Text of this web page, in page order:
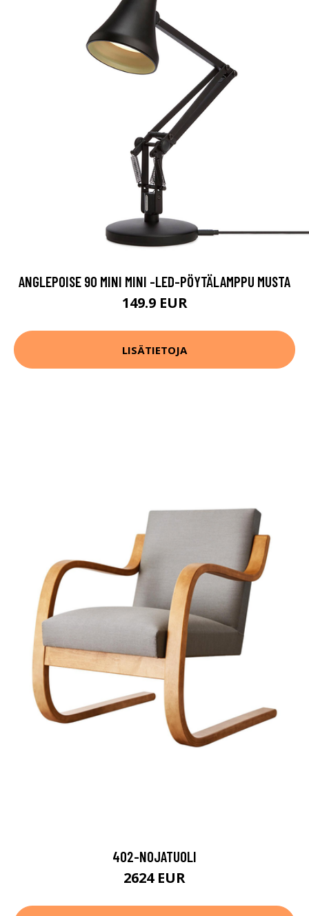
ANGLEPOISE 90 MINI MINI -LED-PÖYTÄLAMPPU MUSTA
149.9 EUR
LISÄTIETOJA
402-NOJATUOLI
2624 EUR